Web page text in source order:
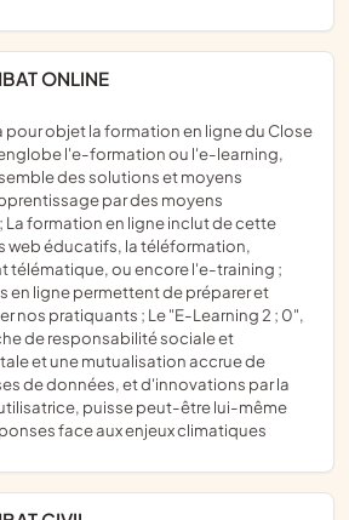
ONLINE
l'e-formation ou l'e-learning,
des solutions et moyens
par des moyens
La formation en ligne inclut de cette
web éducatifs, la téléformation,
télématique, ou encore l'e-training ;
en ligne permettent de préparer et
nos pratiquants ; Le "E-Learning 2 ; 0",
de responsabilité sociale et
et une mutualisation accrue de
de données, et d'innovations par la
puisse peut-être lui-même
face aux enjeux climatiques